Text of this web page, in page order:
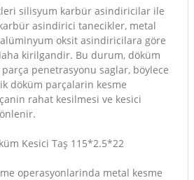
silisyum karbür asindiricilar ile
asindirici tanecikler, metal
oksit asindiricilara göre
kirilgandir. Bu durum, döküm
penetrasyonu saglar, böylece
döküm parçalarin kesme
rahat kesilmesi ve kesici
Kesici Taş 115*2.5*22
operasyonlarinda metal kesme